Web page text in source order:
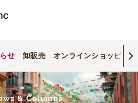
せ 卸販売 オンラインショッピング
& Columns